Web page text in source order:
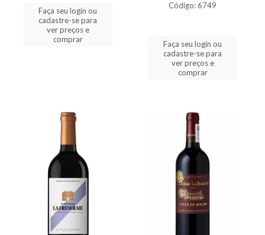
Faça seu login ou
cadastre-se para
ver preços e
comprar
Código: 6749
Faça seu login ou
cadastre-se para
ver preços e
comprar